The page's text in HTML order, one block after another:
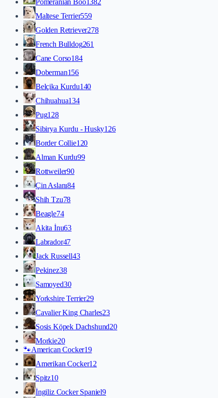
Pomeranian Boo1382
Maltese Terrier559
Golden Retriever278
French Bulldog261
Cane Corso184
Doberman156
Belçika Kurdu140
Chihuahua134
Pug128
Sibirya Kurdu - Husky126
Border Collie120
Alman Kurdu99
Rottweiler90
Çin Aslanı84
Shih Tzu78
Beagle74
Akita İnu63
Labrador47
Jack Russell43
Pekinez38
Samoyed30
Yorkshire Terrier29
Cavalier King Charles23
Sosis Köpek Dachshund20
Morkie20
🐾American Cocker19
Amerikan Cocker12
Spitz10
İngiliz Cocker Spaniel9